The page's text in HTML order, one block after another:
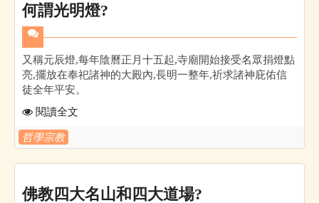
何謂光明燈?
又稱元辰燈,每年陰曆正月十五起,寺廟開始接受名眾捐燈點
亮,擺放在奉祀諸神的大殿內,長明一整年,祈求諸神庇佑信
徒全年平安。
閱讀全文
哲學宗教
佛教四大名山和四大道場?